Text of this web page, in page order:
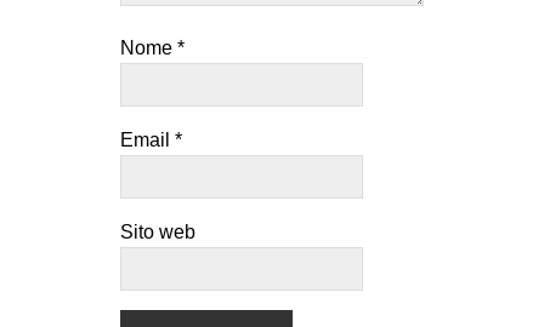
Nome *
Email *
Sito web